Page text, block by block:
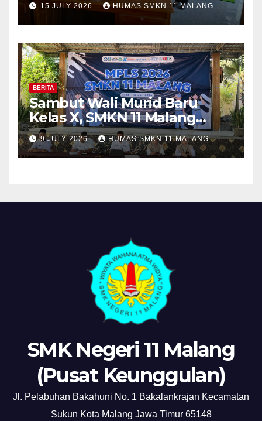
Purna Tugas dan Mutasi
Tugas
15 JULY 2026 HUMAS SMKN 11 MALANG
BERITA
Sambut Wali Murid Baru
Kelas X, SMKN 11 Malang
Sosialisasikan Komitmen
“MPLS Ramah”
9 JULY 2026 HUMAS SMKN 11 MALANG
SMK Negeri 11 Malang
(Pusat Keunggulan)
Jl. Pelabuhan Bakahuni No. 1 Bakalankrajan Kecamatan
Sukun Kota Malang Jawa Timur 65148